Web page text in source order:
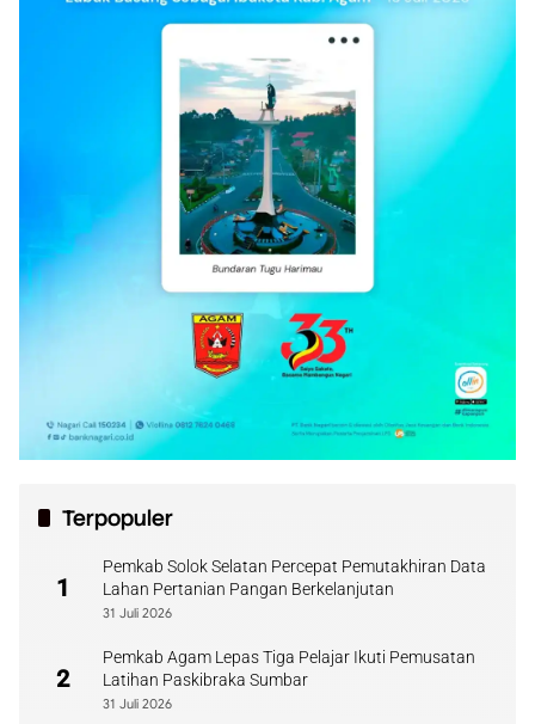
Terpopuler
1
Pemkab Solok Selatan Percepat Pemutakhiran Data
Lahan Pertanian Pangan Berkelanjutan
31 Juli 2026
2
Pemkab Agam Lepas Tiga Pelajar Ikuti Pemusatan
Latihan Paskibraka Sumbar
31 Juli 2026